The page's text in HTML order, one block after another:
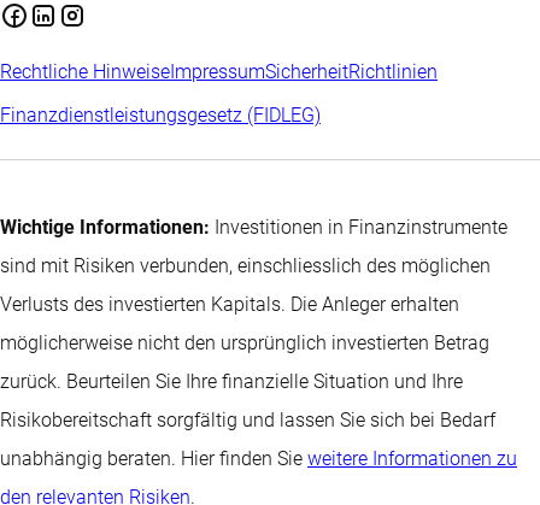
Rechtliche HinweiseImpressumSicherheitRichtlinien
Finanzdienstleistungsgesetz (FIDLEG)
Wichtige Informationen: Investitionen in Finanzinstrumente
sind mit Risiken verbunden, einschliesslich des möglichen
Verlusts des investierten Kapitals. Die Anleger erhalten
möglicherweise nicht den ursprünglich investierten Betrag
zurück. Beurteilen Sie Ihre finanzielle Situation und Ihre
Risikobereitschaft sorgfältig und lassen Sie sich bei Bedarf
unabhängig beraten. Hier finden Sie weitere Informationen zu
den relevanten Risiken.